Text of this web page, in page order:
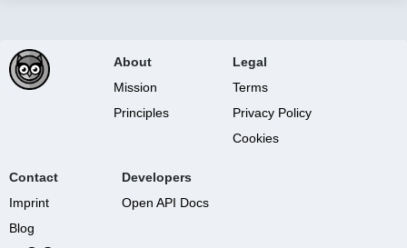
About
Mission
Principles
Legal
Terms
Privacy Policy
Cookies
Contact
Imprint
Blog
Developers
Open API Docs